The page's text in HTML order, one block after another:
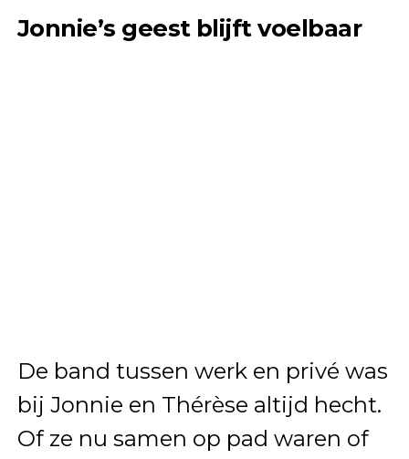
Jonnie’s geest blijft voelbaar
De band tussen werk en privé was
bij Jonnie en Thérèse altijd hecht.
Of ze nu samen op pad waren of